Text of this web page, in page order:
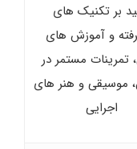
بر تکنیک های
و آموزش های
تمرینات مستمر در
موسیقی و هنر های
اجرایی